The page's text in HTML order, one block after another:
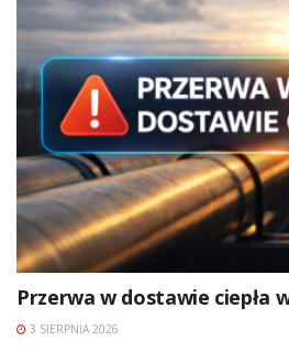
Przerwa w dostawie ciepła
3 SIERPNIA 2026